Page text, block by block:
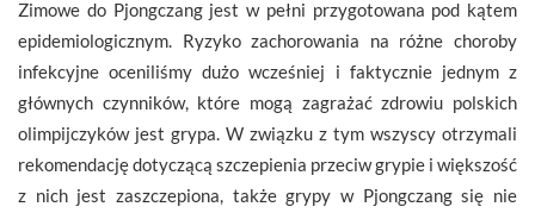
Zimowe do Pjongczang jest w pełni przygotowana pod kątem
epidemiologicznym. Ryzyko zachorowania na różne choroby
infekcyjne oceniliśmy dużo wcześniej i faktycznie jednym z
głównych czynników, które mogą zagrażać zdrowiu polskich
olimpijczyków jest grypa. W związku z tym wszyscy otrzymali
rekomendację dotyczącą szczepienia przeciw grypie i większość
z nich jest zaszczepiona, także grypy w Pjongczang się nie